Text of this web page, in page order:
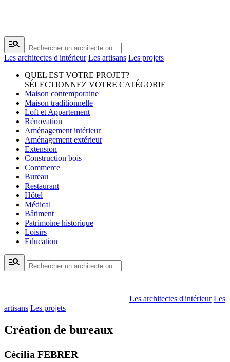
manage_search
Les architectes d'intérieur Les artisans Les projets
QUEL EST VOTRE PROJET?
SÉLECTIONNEZ VOTRE CATÉGORIE
Maison contemporaine
Maison traditionnelle
Loft et Appartement
Rénovation
Aménagement intérieur
Aménagement extérieur
Extension
Construction bois
Commerce
Bureau
Restaurant
Hôtel
Médical
Bâtiment
Patrimoine historique
Loisirs
Education
manage_search
Les architectes d'intérieur Les
artisans Les projets
Création de bureaux
Cécilia FEBRER